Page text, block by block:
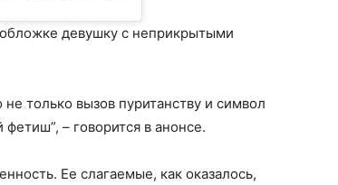
девушку с неприкрытыми
только вызов пуританству и символ
– говорится в анонсе.
Ее слагаемые, как оказалось,